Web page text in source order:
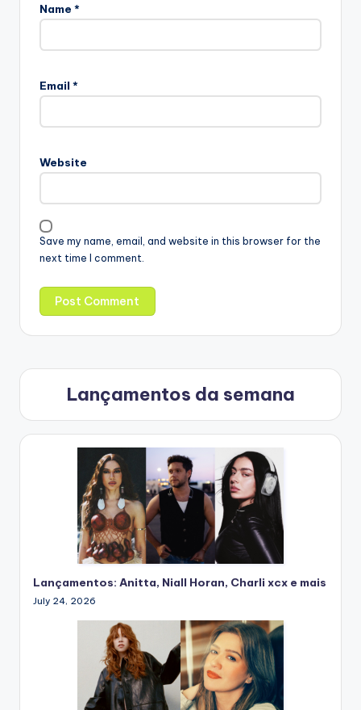
Name *
Email *
Website
Save my name, email, and website in this browser for the
next time I comment.
Lançamentos da semana
Lançamentos: Anitta, Niall Horan, Charli xcx e mais
July 24, 2026